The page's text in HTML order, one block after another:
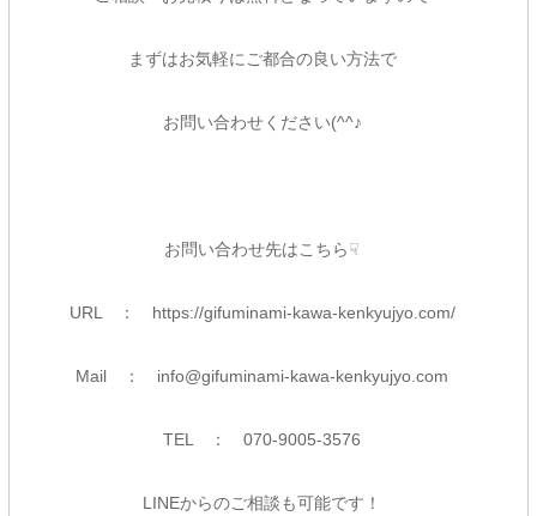
まずはお気軽にご都合の良い方法で
お問い合わせください(^^♪
お問い合わせ先はこちら☟
URL ： https://gifuminami-kawa-kenkyujyo.com/
Mail ： info@gifuminami-kawa-kenkyujyo.com
TEL ： 070-9005-3576
LINEからのご相談も可能です！